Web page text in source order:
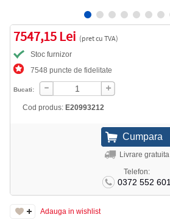
7547,15 Lei (pret cu TVA)
Stoc furnizor
7548 puncte de fidelitate
Bucati:
Cod produs: E20993212
Livrare gratuita
Telefon:
0372 552 601
Adauga in wishlist